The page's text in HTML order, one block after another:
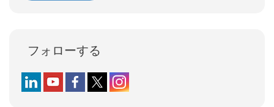
フォローする
Follow us on LinkedIn
Follow us on YouTube
Follow us on Facebook
Follow us on X (formerly Twitter)
Follow us on Instagram